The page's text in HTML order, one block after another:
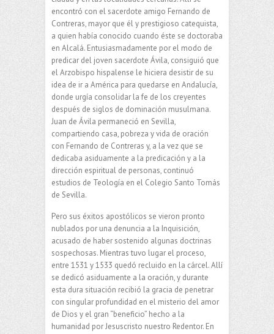
encontró con el sacerdote amigo Fernando de
Contreras, mayor que él y prestigioso catequista,
a quien había conocido cuando éste se doctoraba
en Alcalá. Entusiasmadamente por el modo de
predicar del joven sacerdote Ávila, consiguió que
el Arzobispo hispalense le hiciera desistir de su
idea de ir a América para quedarse en Andalucía,
donde urgía consolidar la fe de los creyentes
después de siglos de dominación musulmana.
Juan de Ávila permaneció en Sevilla,
compartiendo casa, pobreza y vida de oración
con Fernando de Contreras y, a la vez que se
dedicaba asiduamente a la predicación y a la
dirección espiritual de personas, continuó
estudios de Teología en el Colegio Santo Tomás
de Sevilla.
Pero sus éxitos apostólicos se vieron pronto
nublados por una denuncia a la Inquisición,
acusado de haber sostenido algunas doctrinas
sospechosas. Mientras tuvo lugar el proceso,
entre 1531 y 1533 quedó recluido en la cárcel. Allí
se dedicó asiduamente a la oración, y durante
esta dura situación recibió la gracia de penetrar
con singular profundidad en el misterio del amor
de Dios y el gran “beneficio” hecho a la
humanidad por Jesuscristo nuestro Redentor. En